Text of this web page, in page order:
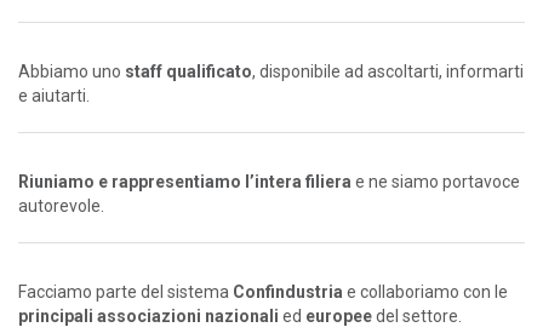
Abbiamo uno staff qualificato, disponibile ad ascoltarti, informarti
e aiutarti.
Riuniamo e rappresentiamo l’intera filiera e ne siamo portavoce
autorevole.
Facciamo parte del sistema Confindustria e collaboriamo con le
principali associazioni nazionali ed europeedel settore.